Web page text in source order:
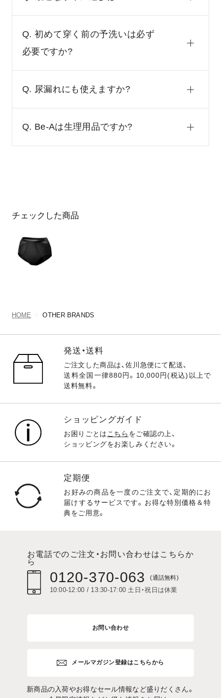
Q. 初めて穿く前の予洗いは必ず
必要ですか?
Q. 尿漏れにも使えますか?
Q. Be-Aは生理用品ですか?
チェックした商品
HOME OTHER BRANDS
発送・送料
ご注文した商品は、佐川急便にて配送、
送料全国一律880円。10,000円(税込)以上で
送料無料。
ショッピングガイド
お困りごとは こちら をご確認の上、
ショッピングをお楽しみください。
定期便
お好みの商品を一度のご注文で、定期的にお
届けするサービスです。お得な特別価格＆特
典をご用意。
お電話でのご注文・お問い合わせはこちらか
ら
0120-370-063 (通話無料)
10:00-12:00 / 13:30-17:00 土日・祝日は休業
お問い合わせ
メールマガジン登録はこちらから
新商品の入荷やお得なセール情報など盛りだくさん。